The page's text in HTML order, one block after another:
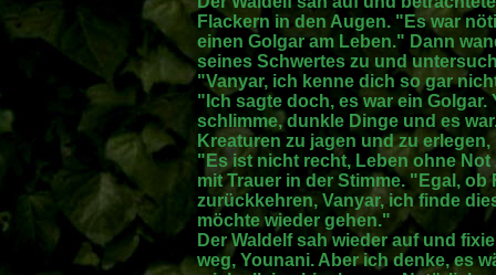
Flackern in den Augen. "Es war
einen Golgar am Leben." Dann
seines Schwertes zu und
"Vanyar, ich kenne dich so gar
"Ich sagte doch, es war ein
schlimme, dunkle Dinge und es
Kreaturen zu jagen und zu
"Es ist nicht recht, Leben ohne
mit Trauer in der Stimme. "Egal,
zurückkehren, Vanyar, ich finde
möchte wieder gehen."
Der Waldelf sah wieder auf und
weg, Younani. Aber ich denke, es